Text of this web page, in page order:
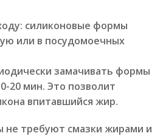
силиконовые формы
или в посудомоечных
замачивать формы
20 мин. Это позволит
впитавшийся жир.
требуют смазки жирами и